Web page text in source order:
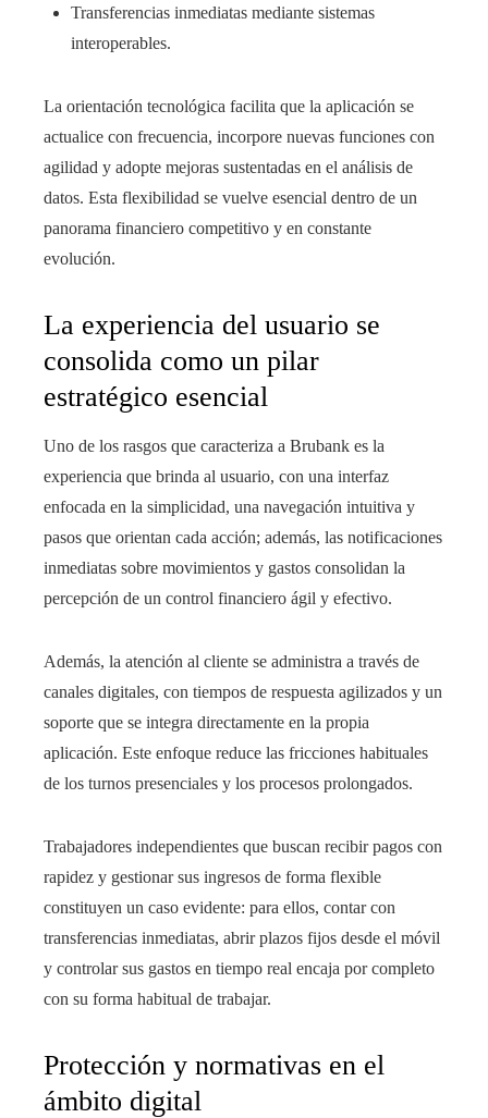
Transferencias inmediatas mediante sistemas
interoperables.
La orientación tecnológica facilita que la aplicación se
actualice con frecuencia, incorpore nuevas funciones con
agilidad y adopte mejoras sustentadas en el análisis de
datos. Esta flexibilidad se vuelve esencial dentro de un
panorama financiero competitivo y en constante
evolución.
La experiencia del usuario se
consolida como un pilar
estratégico esencial
Uno de los rasgos que caracteriza a Brubank es la
experiencia que brinda al usuario, con una interfaz
enfocada en la simplicidad, una navegación intuitiva y
pasos que orientan cada acción; además, las notificaciones
inmediatas sobre movimientos y gastos consolidan la
percepción de un control financiero ágil y efectivo.
Además, la atención al cliente se administra a través de
canales digitales, con tiempos de respuesta agilizados y un
soporte que se integra directamente en la propia
aplicación. Este enfoque reduce las fricciones habituales
de los turnos presenciales y los procesos prolongados.
Trabajadores independientes que buscan recibir pagos con
rapidez y gestionar sus ingresos de forma flexible
constituyen un caso evidente: para ellos, contar con
transferencias inmediatas, abrir plazos fijos desde el móvil
y controlar sus gastos en tiempo real encaja por completo
con su forma habitual de trabajar.
Protección y normativas en el
ámbito digital